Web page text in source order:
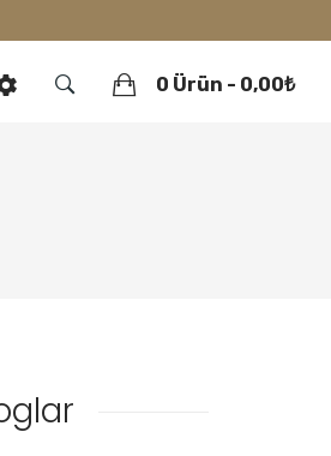
0 Ürün - 0,00₺